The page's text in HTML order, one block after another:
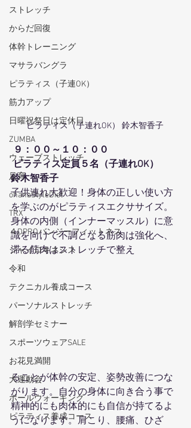
ストレッチ
からだ回復
体幹トレーニング
マサラバングラ
ピラティス（子連OK）
筋力アップ
日曜祝祭日は定休日
ZUMBA
ウェーブストレッチ
足育
ohanaStyleDiet
TRX
４DPROバンジーフィットネス
ジャイロキネシス
令和
テクニカル養成コース
パーソナルストレッチ
解剖学セミナー
スポーツウェアSALE
お花見満開
大運動会
ポールウォーキング
ピラティス養成コース
ピラティス（子連れOK） 鈴木智香子
９：００～１０：００
ピラティス定員５名（子連れOK）
鈴木智香子
子供連れ大歓迎！身体の正しい使い方
を学ぶのがピラティスエクササイズ。
身体の内側（インナーマッスル）に意
識を向けて不調となる筋肉は強化へ、
滞る筋肉はストレッチで整え
ることが体幹の安定、姿勢改善につな
がります。自分の身体に向き合う事で
精神的にも肉体的にも自信が持てるよ
うになります。肩こり、腰痛、ひざ